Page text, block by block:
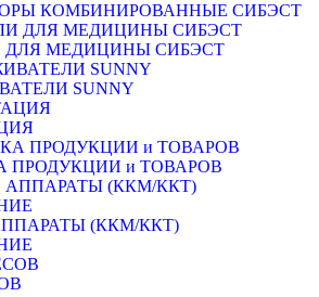
КОМБИНИРОВАННЫЕ СИБЭСТ
ДЛЯ МЕДИЦИНЫ СИБЭСТ
SUNNY
ПРОДУКЦИИ и ТОВАРОВ
(ККМ/ККТ)